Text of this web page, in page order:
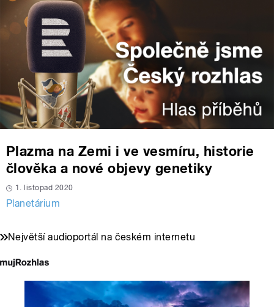
Plazma na Zemi i ve vesmíru, historie
člověka a nové objevy genetiky
1. listopad 2020
Planetárium
Největší audioportál na českém internetu